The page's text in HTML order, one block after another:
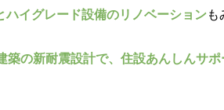
ハイグレード設備のリノベーションも
築の新耐震設計で、住設あんしんサ